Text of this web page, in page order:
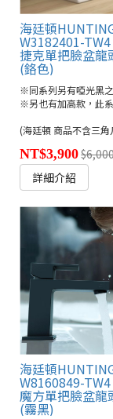
海廷頓
W3182401-TW4
捷克單把臉盆龍
(鉻色)
※另也有加高款，此系列
(海廷頓 商品不含三角凡爾及p管
NT$3,900
詳細介紹
海廷頓
W8160849-TW4
魔方單把臉盆龍
(霧黑)